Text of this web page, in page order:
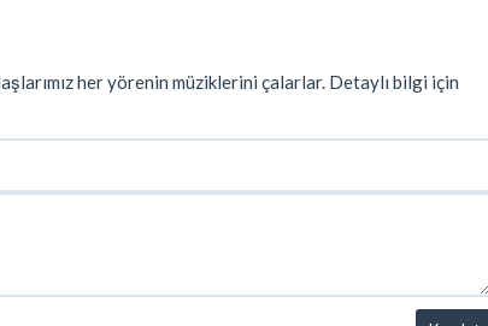
her yörenin müziklerini çalarlar. Detaylı bilgi için